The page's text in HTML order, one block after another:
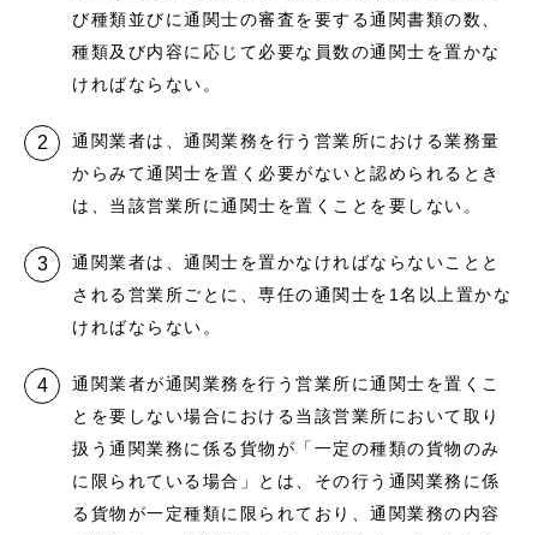
び種類並びに通関士の審査を要する通関書類の数、
種類及び内容に応じて必要な員数の通関士を置かな
ければならない。
通関業者は、通関業務を行う営業所における業務量
からみて通関士を置く必要がないと認められるとき
は、当該営業所に通関士を置くことを要しない。
通関業者は、通関士を置かなければならないことと
される営業所ごとに、専任の通関士を1名以上置かな
ければならない。
通関業者が通関業務を行う営業所に通関士を置くこ
とを要しない場合における当該営業所において取り
扱う通関業務に係る貨物が「一定の種類の貨物のみ
に限られている場合」とは、その行う通関業務に係
る貨物が一定種類に限られており、通関業務の内容